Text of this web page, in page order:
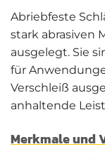
Abriebfeste
stark abrasiven
ausgelegt. Sie
für
Verschleiß
anhaltende
Merkmale und